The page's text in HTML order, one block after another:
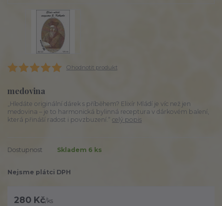
Ohodnotit produkt
medovina
„Hledáte originální dárek s příběhem? Elixír Mládí je víc než jen
medovina – je to harmonická bylinná receptura v dárkovém balení,
která přináší radost i povzbuzení.“ celý popis
Dostupnost Skladem 6 ks
Nejsme plátci DPH
280 Kč/ks